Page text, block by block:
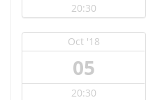
20:30
Oct '18
05
20:30